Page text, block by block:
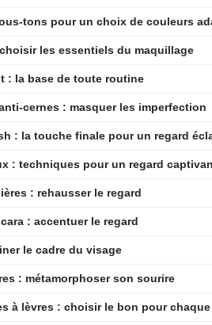
tons pour un choix de couleurs
les essentiels du maquillage
: la base de toute routine
cernes : masquer les imperfection
: la touche finale pour un regard
: techniques pour un regard
: rehausser le regard
: accentuer le regard
le cadre du visage
: métamorphoser son sourire
à lèvres : choisir le bon pour